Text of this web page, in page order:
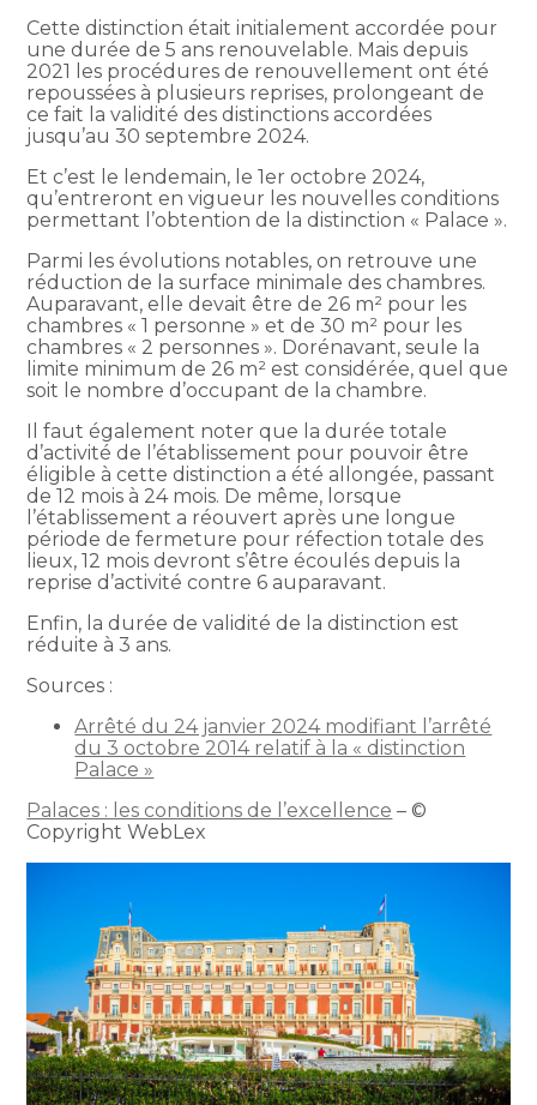
Cette distinction était initialement accordée pour
une durée de 5 ans renouvelable. Mais depuis
2021 les procédures de renouvellement ont été
repoussées à plusieurs reprises, prolongeant de
ce fait la validité des distinctions accordées
jusqu’au 30 septembre 2024.
Et c’est le lendemain, le 1er octobre 2024,
qu’entreront en vigueur les nouvelles conditions
permettant l’obtention de la distinction « Palace ».
Parmi les évolutions notables, on retrouve une
réduction de la surface minimale des chambres.
Auparavant, elle devait être de 26 m² pour les
chambres « 1 personne » et de 30 m² pour les
chambres « 2 personnes ». Dorénavant, seule la
limite minimum de 26 m² est considérée, quel que
soit le nombre d’occupant de la chambre.
Il faut également noter que la durée totale
d’activité de l’établissement pour pouvoir être
éligible à cette distinction a été allongée, passant
de 12 mois à 24 mois. De même, lorsque
l’établissement a réouvert après une longue
période de fermeture pour réfection totale des
lieux, 12 mois devront s’être écoulés depuis la
reprise d’activité contre 6 auparavant.
Enfin, la durée de validité de la distinction est
réduite à 3 ans.
Sources :
Arrêté du 24 janvier 2024 modifiant l’arrêté
du 3 octobre 2014 relatif à la « distinction
Palace »
Palaces : les conditions de l’excellence – ©
Copyright WebLex